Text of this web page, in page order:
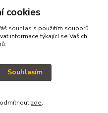
JSOU VYRÁBĚNY NA ZAKÁZKU a
(c)2015-2022
cookies
souhlas s použitím souborů
informace týkající se Vašich
Souhlasím
zde.